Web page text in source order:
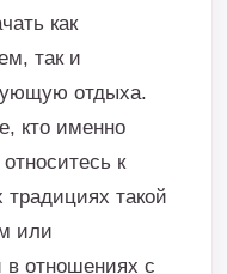
как
так и
отдыха.
кто именно
к
такой
или
отношениях с